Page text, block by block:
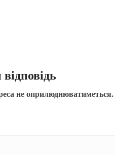
не оприлюднюватиметься.